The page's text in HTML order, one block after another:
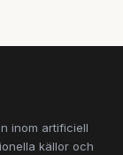
inom artificiell
källor och